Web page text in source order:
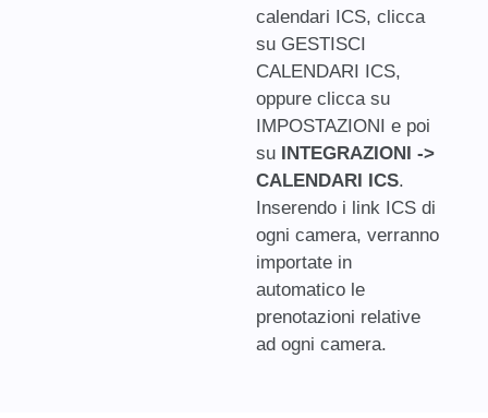
calendari ICS, clicca
su GESTISCI
CALENDARI ICS,
oppure clicca su
IMPOSTAZIONI e poi
su INTEGRAZIONI ->
CALENDARI ICS.
Inserendo i link ICS di
ogni camera, verranno
importate in
automatico le
prenotazioni relative
ad ogni camera.